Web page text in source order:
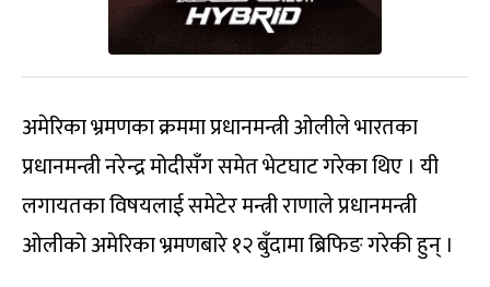
अमेरिका भ्रमणका क्रममा प्रधानमन्त्री ओलीले भारतका
प्रधानमन्त्री नरेन्द्र मोदीसँग समेत भेटघाट गरेका थिए । यी
लगायतका विषयलाई समेटेर मन्त्री राणाले प्रधानमन्त्री
ओलीको अमेरिका भ्रमणबारे १२ बुँदामा ब्रिफिङ गरेकी हुन् ।